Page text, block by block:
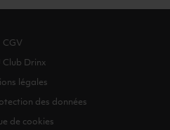
CGV
Club Drinx
légales
des données
de cookies